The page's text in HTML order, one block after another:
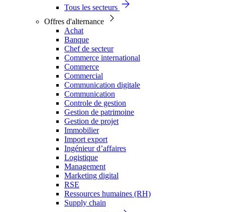
Tous les secteurs
Offres d'alternance
Achat
Banque
Chef de secteur
Commerce international
Commerce
Commercial
Communication digitale
Communication
Controle de gestion
Gestion de patrimoine
Gestion de projet
Immobilier
Import export
Ingénieur d’affaires
Logistique
Management
Marketing digital
RSE
Ressources humaines (RH)
Supply chain